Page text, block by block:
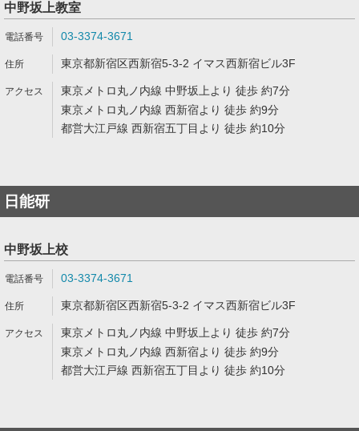
中野坂上教室
03-3374-3671
東京都新宿区西新宿5-3-2 イマス西新宿ビル3F
東京メトロ丸ノ内線 中野坂上より 徒歩 約7分
東京メトロ丸ノ内線 西新宿より 徒歩 約9分
都営大江戸線 西新宿五丁目より 徒歩 約10分
日能研
中野坂上校
03-3374-3671
東京都新宿区西新宿5-3-2 イマス西新宿ビル3F
東京メトロ丸ノ内線 中野坂上より 徒歩 約7分
東京メトロ丸ノ内線 西新宿より 徒歩 約9分
都営大江戸線 西新宿五丁目より 徒歩 約10分